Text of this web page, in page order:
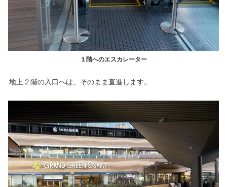
１階へのエスカレーター
地上２階の入口へは、そのまま直進します。